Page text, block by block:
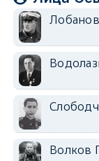
Волков